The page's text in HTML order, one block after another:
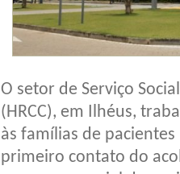
O setor de Serviço
(HRCC), em Ilhéus,
às famílias de
primeiro contato do